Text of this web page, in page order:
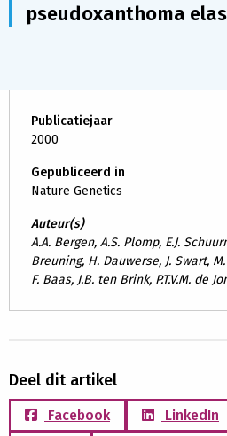
pseudoxanthoma
Publicatiejaar
2000
Gepubliceerd in
Nature Genetics
Auteur(s)
A.A. Bergen, A.S. Plomp, E.J.
Breuning, H. Dauwerse, J. Swart,
F. Baas, J.B. ten Brink, P.T.V.M. de
Deel dit artikel
Facebook LinkedIn